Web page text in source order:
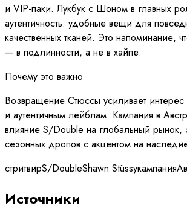
и VIP-паки. Лукбук с Шоном в главных
аутентичность: удобные вещи для
качественных тканей. Это напоминание,
— в подлинности, а не в хайпе.
Почему это важно
Возвращение Стюссы усиливает интерес
и аутентичным лейблам. Кампания в
влияние S/Double на глобальный рынок,
сезонных дропов с акцентом на
стритвирS/DoubleShawn Stüssyкампания
Источники